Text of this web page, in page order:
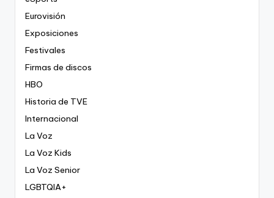
Eurovisión
Exposiciones
Festivales
Firmas de discos
HBO
Historia de TVE
Internacional
La Voz
La Voz Kids
La Voz Senior
LGBTQIA+